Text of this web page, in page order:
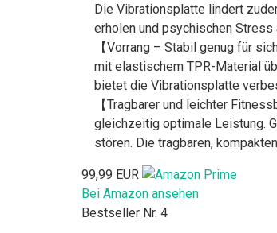
Die Vibrationsplatte lindert
erholen und psychischen Stress
【Vorrang – Stabil genug für
mit elastischem TPR-Material
bietet die Vibrationsplatte
【Tragbarer und leichter
gleichzeitig optimale Leistung.
stören. Die tragbaren,
99,99 EUR
Bei Amazon ansehen
Bestseller Nr. 4